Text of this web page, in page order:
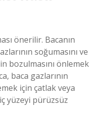
önerilir. Bacanın
soğumasını ve
bozulmasını önlemek
baca gazlarının
için çatlak veya
yüzeyi pürüzsüz